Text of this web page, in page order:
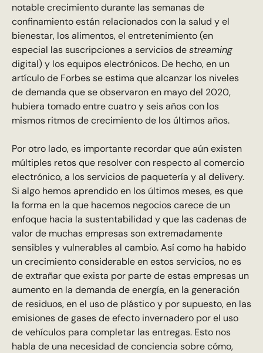
notable crecimiento durante las semanas de
confinamiento están relacionados con la salud y el
bienestar, los alimentos, el entretenimiento (en
especial las suscripciones a servicios destreaming
digital) y los equipos electrónicos. De hecho, en un
artículo de Forbes se estima que alcanzar los niveles
de demanda que se observaron en mayo del 2020,
hubiera tomado entre cuatro y seis años con los
mismos ritmos de crecimiento de los últimos años.
Por otro lado, es importante recordar que aún existen
múltiples retos que resolver con respecto al comercio
electrónico, a los servicios de paquetería y al delivery.
Si algo hemos aprendido en los últimos meses, es que
la forma en la que hacemos negocios carece de un
enfoque hacia la sustentabilidad y que las cadenas de
valor de muchas empresas son extremadamente
sensibles y vulnerables al cambio. Así como ha habido
un crecimiento considerable en estos servicios, no es
de extrañar que exista por parte de estas empresas un
aumento en la demanda de energía, en la generación
de residuos, en el uso de plástico y por supuesto, en las
emisiones de gases de efecto invernadero por el uso
de vehículos para completar las entregas. Esto nos
habla de una necesidad de conciencia sobre cómo,